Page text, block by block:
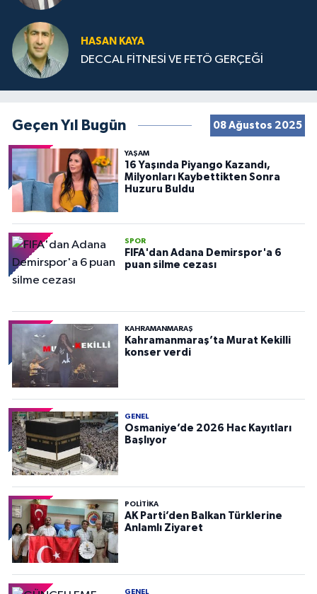
HASAN KAYA
DECCAL FİTNESİ VE FETÖ GERÇEĞİ
Geçen Yıl Bugün 08 Ağustos 2025
YAŞAM
16 Yaşında Piyango Kazandı,
Milyonları Kaybettikten Sonra
Huzuru Buldu
SPOR
FIFA'dan Adana Demirspor'a 6
puan silme cezası
KAHRAMANMARAŞ
Kahramanmaraş’ta Murat Kekilli
konser verdi
GENEL
Osmaniye’de 2026 Hac Kayıtları
Başlıyor
POLITIKA
AK Parti’den Balkan Türklerine
Anlamlı Ziyaret
GENEL